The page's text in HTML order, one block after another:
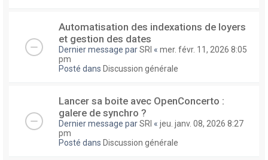
Automatisation des indexations de loyers
et gestion des dates
Dernier message parSRI « mer. févr. 11, 2026 8:05
pm
Posté dans Discussion générale
Lancer sa boite avec OpenConcerto :
galere de synchro ?
Dernier message parSRI « jeu. janv. 08, 2026 8:27
pm
Posté dans Discussion générale